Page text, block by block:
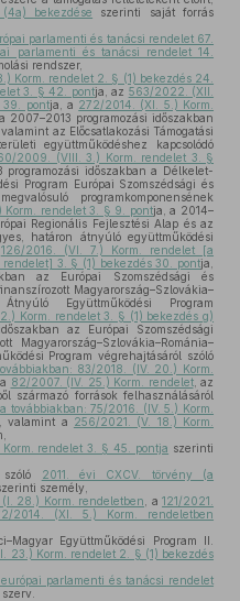
bekezdése szerinti saját forrás
parlamenti és tanácsi rendelet 67.
parlamenti és tanácsi rendelet 14.
rendszer,
Korm. rendelet 2. § (1) bekezdés 24.
3. § 42. pontja, az 563/2022. (XII.
39. pontja, a 272/2014. (XI. 5.) Korm.
2007–2013 programozási időszakban
az Előcsatlakozási Támogatási
együttműködéshez kapcsolódó
2009. (VIII. 3.) Korm. rendelet 3. §
programozási időszakban a Délkelet-
Program Európai Szomszédsági és
programkomponensének
Korm. rendelet 3. § 9. pontja, a 2014–
Regionális Fejlesztési Alap és az
határon átnyúló együttműködési
126/2016. (VI. 7.) Korm. rendelet [a
3. § (1) bekezdés 30. pontja,
az Európai Szomszédsági és
Magyarország–Szlovákia–
Együttműködési Program
Korm. rendelet 3. § (1) bekezdés g)
az Európai Szomszédsági
Magyarország–Szlovákia–Románia–
Program végrehajtásáról szóló
83/2018. (IV. 20.) Korm.
82/2007. (IV. 25.) Korm. rendelet, az
származó források felhasználásáról
továbbiakban: 75/2016. (IV. 5.) Korm.
valamint a 256/2021. (V. 18.) Korm.
Korm. rendelet 3. § 45. pontja szerinti
2011. évi CXCV. törvény (a
személy,
(I. 28.) Korm. rendeletben , a 121/2021.
2014. (XI. 5.) Korm. rendeletben
Együttműködési Program II.
23.) Korm. rendelet 2. § (1) bekezdés
európai parlamenti és tanácsi rendelet